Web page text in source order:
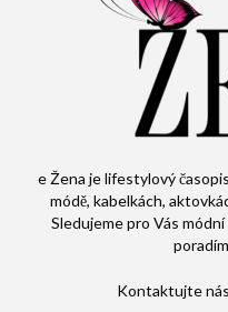
e Žena je lifestylový
módě, kabelkách,
Sledujeme pro Vás
Kontaktujte